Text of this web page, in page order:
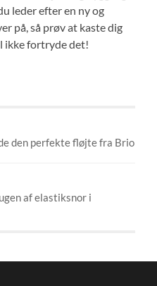
leder efter en ny og
på, så prøv at kaste dig
ikke fortryde det!
den perfekte fløjte fra Brio
af elastiksnor i